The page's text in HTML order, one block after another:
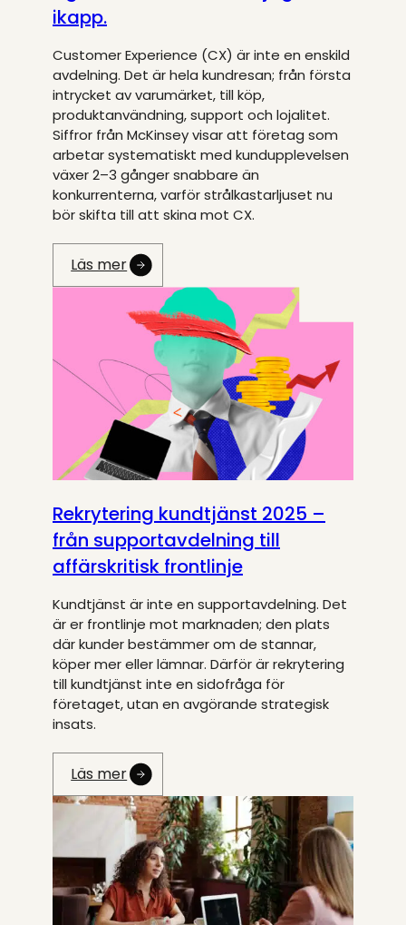
ikapp.
Customer Experience (CX) är inte en enskild
avdelning. Det är hela kundresan; från första
intrycket av varumärket, till köp,
produktanvändning, support och lojalitet.
Siffror från McKinsey visar att företag som
arbetar systematiskt med kundupplevelsen
växer 2–3 gånger snabbare än
konkurrenterna, varför strålkastarljuset nu
bör skifta till att skina mot CX.
Läs mer
Rekrytering kundtjänst 2025 –
från supportavdelning till
affärskritisk frontlinje
Kundtjänst är inte en supportavdelning. Det
är er frontlinje mot marknaden; den plats
där kunder bestämmer om de stannar,
köper mer eller lämnar. Därför är rekrytering
till kundtjänst inte en sidofråga för
företaget, utan en avgörande strategisk
insats.
Läs mer